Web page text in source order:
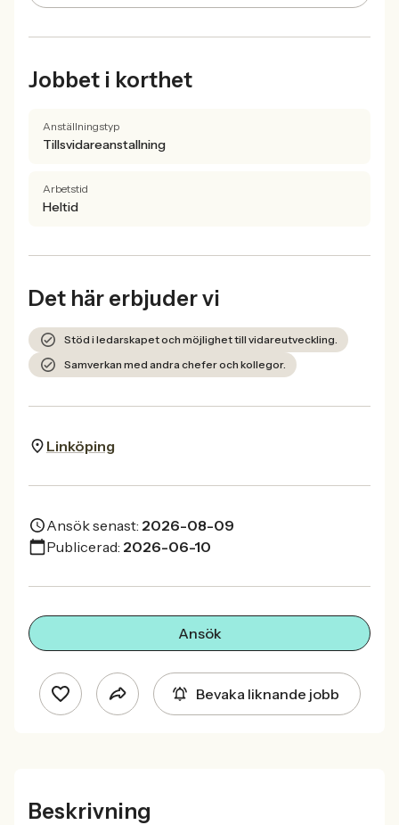
Jobbet i korthet
Anställningstyp
Tillsvidareanstallning
Arbetstid
Heltid
Det här erbjuder vi
Stöd i ledarskapet och möjlighet till vidareutveckling.
Samverkan med andra chefer och kollegor.
Linköping
Ansök senast: 2026-08-09
Publicerad: 2026-06-10
Ansök
Bevaka liknande jobb
Beskrivning